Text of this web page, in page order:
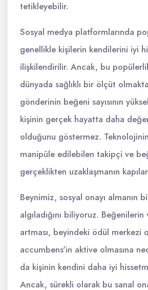
tetikleyebilir.
Sosyal medya platformlarında
genellikle kişilerin kendilerini iyi
ilişkilendirilir. Ancak, bu
dünyada sağlıklı bir ölçüt
gönderinin beğeni sayısının
kişinin gerçek hayatta daha
olduğunu göstermez.
manipüle edilebilen takipçi ve
gerçeklikten uzaklaşmanın
Beynimiz, sosyal onayı almanın
algıladığını biliyoruz.
artması, beyindeki ödül merkezi
accumbens'in aktive olmasına
da kişinin kendini daha iyi
Ancak, sürekli olarak bu sanal